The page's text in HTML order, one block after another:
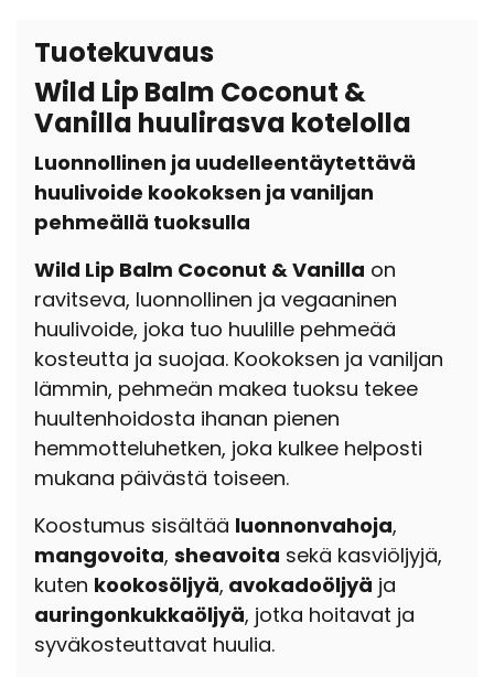
Tuotekuvaus
Wild Lip Balm Coconut &
Vanilla huulirasva kotelolla
Luonnollinen ja uudelleentäytettävä
huulivoide kookoksen ja vaniljan
pehmeällä tuoksulla
Wild Lip Balm Coconut & Vanilla on
ravitseva, luonnollinen ja vegaaninen
huulivoide, joka tuo huulille pehmeää
kosteutta ja suojaa. Kookoksen ja vaniljan
lämmin, pehmeän makea tuoksu tekee
huultenhoidosta ihanan pienen
hemmotteluhetken, joka kulkee helposti
mukana päivästä toiseen.
Koostumus sisältää luonnonvahoja,
mangovoita, sheavoita sekä kasviöljyjä,
kuten kookosöljyä, avokadoöljyä ja
auringonkukkaöljyä, jotka hoitavat ja
syväkosteuttavat huulia.